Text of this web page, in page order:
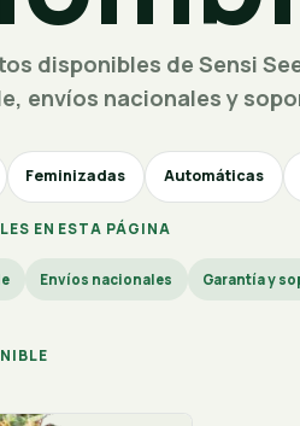
disponibles de Sensi
envíos nacionales y
Feminizadas Automáticas
EN ESTA PÁGINA
Envíos nacionales Garantía y